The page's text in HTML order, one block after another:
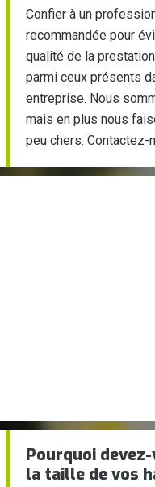
Confier à un
recommandée pour
qualité de la
parmi ceux présents
entreprise. Nous
mais en plus nous
peu chers. Contactez-
Pourquoi
la taille de vos